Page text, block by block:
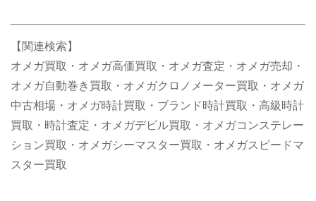
【関連検索】
オメガ買取・オメガ高価買取・オメガ査定・オメガ売却・
オメガ自動巻き買取・オメガクロノメーター買取・オメガ
中古相場・オメガ時計買取・ブランド時計買取・高級時計
買取・時計査定・オメガデビル買取・オメガコンステレー
ション買取・オメガシーマスター買取・オメガスピードマ
スター買取